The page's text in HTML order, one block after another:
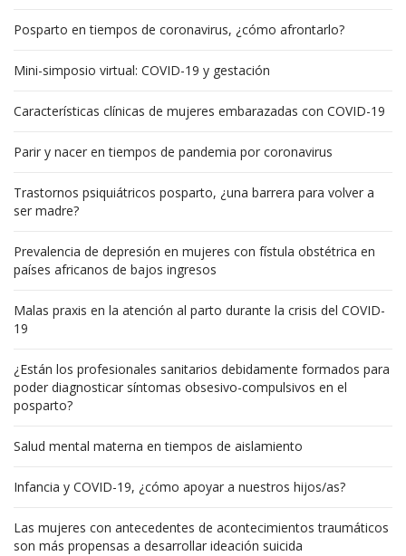
Posparto en tiempos de coronavirus, ¿cómo afrontarlo?
Mini-simposio virtual: COVID-19 y gestación
Características clínicas de mujeres embarazadas con COVID-19
Parir y nacer en tiempos de pandemia por coronavirus
Trastornos psiquiátricos posparto, ¿una barrera para volver a
ser madre?
Prevalencia de depresión en mujeres con fístula obstétrica en
países africanos de bajos ingresos
Malas praxis en la atención al parto durante la crisis del COVID-
19
¿Están los profesionales sanitarios debidamente formados para
poder diagnosticar síntomas obsesivo-compulsivos en el
posparto?
Salud mental materna en tiempos de aislamiento
Infancia y COVID-19, ¿cómo apoyar a nuestros hijos/as?
Las mujeres con antecedentes de acontecimientos traumáticos
son más propensas a desarrollar ideación suicida